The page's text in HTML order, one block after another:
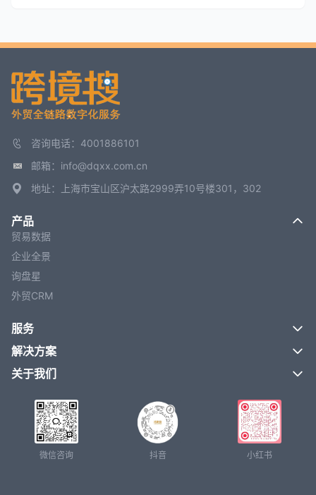
咨询电话：4001886101
邮箱：info@dqxx.com.cn
地址：上海市宝山区沪太路2999弄10号楼301，302
产品
贸易数据
企业全景
询盘星
外贸CRM
服务
解决方案
关于我们
微信咨询 抖音 小红书